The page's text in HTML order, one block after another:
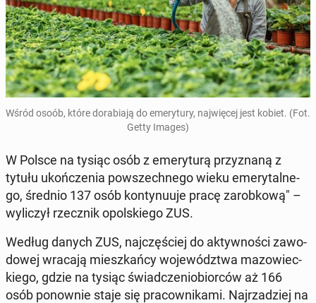
Wśród osoób, które do­ra­bia­ją do eme­ry­tu­ry, naj­wię­cej jest kobiet. (Fot.
Getty Images)
W Polsce na tysiąc osób z eme­ry­tu­rą przy­zna­ną z
tytułu ukoń­cze­nia po­wszech­ne­go wieku eme­ry­tal­ne­
go, średnio 137 osób kon­ty­nu­uje pracę za­rob­ko­wą" –
wy­li­czył rzecz­nik opol­skie­go ZUS.
Według danych ZUS, naj­czę­ściej do ak­tyw­no­ści za­wo­
do­wej wracają miesz­kań­cy wo­je­wódz­twa ma­zo­wiec­
kie­go, gdzie na tysiąc świad­cze­nio­bior­ców aż 166
osób po­now­nie staje się pra­cow­ni­ka­mi. Naj­rza­dziej na